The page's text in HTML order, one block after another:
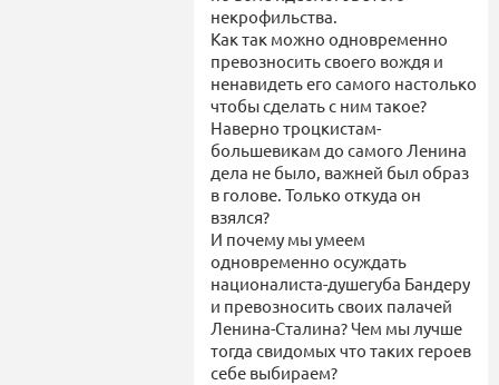
некрофильства.
Как так можно одновременно
превозносить своего вождя и
ненавидеть его самого настолько
чтобы сделать с ним такое?
Наверно троцкистам-
большевикам до самого Ленина
дела не было, важней был образ
в голове. Только откуда он
взялся?
И почему мы умеем
одновременно осуждать
националиста-душегуба Бандеру
и превозносить своих палачей
Ленина-Сталина? Чем мы лучше
тогда свидомых что таких героев
себе выбираем?